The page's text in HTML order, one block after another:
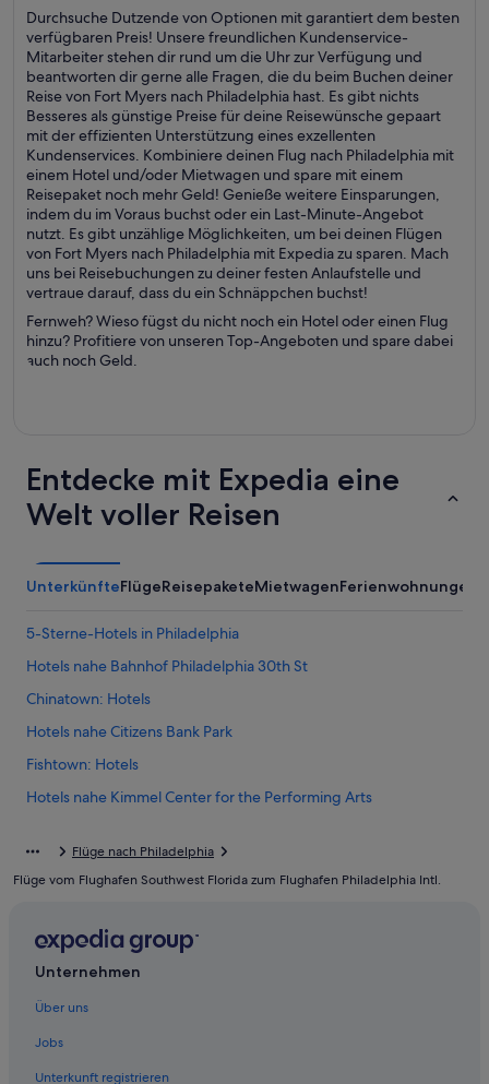
Durchsuche Dutzende von Optionen mit garantiert dem besten
verfügbaren Preis! Unsere freundlichen Kundenservice-
Mitarbeiter stehen dir rund um die Uhr zur Verfügung und
beantworten dir gerne alle Fragen, die du beim Buchen deiner
Reise von Fort Myers nach Philadelphia hast. Es gibt nichts
Besseres als günstige Preise für deine Reisewünsche gepaart
mit der effizienten Unterstützung eines exzellenten
Kundenservices. Kombiniere deinen Flug nach Philadelphia mit
einem Hotel und/oder Mietwagen und spare mit einem
Reisepaket noch mehr Geld! Genieße weitere Einsparungen,
indem du im Voraus buchst oder ein Last-Minute-Angebot
nutzt. Es gibt unzählige Möglichkeiten, um bei deinen Flügen
von Fort Myers nach Philadelphia mit Expedia zu sparen. Mach
uns bei Reisebuchungen zu deiner festen Anlaufstelle und
vertraue darauf, dass du ein Schnäppchen buchst!
Fernweh? Wieso fügst du nicht noch ein Hotel oder einen Flug
hinzu? Profitiere von unseren Top-Angeboten und spare dabei
auch noch Geld.
Entdecke mit Expedia eine
Welt voller Reisen
UnterkünfteFlügeReisepaketeMietwagenFerienwohnungen
5-Sterne-Hotels in Philadelphia
Hotels nahe Bahnhof Philadelphia 30th St
Chinatown: Hotels
Hotels nahe Citizens Bank Park
Fishtown: Hotels
Hotels nahe Kimmel Center for the Performing Arts
Hotels nahe Lincoln Financial Field
Olde Kensington: Hotels
Flüge nach Philadelphia
Flüge vom Flughafen Southwest Florida zum Flughafen Philadelphia Intl.
Unternehmen
Über uns
Jobs
Unterkunft registrieren